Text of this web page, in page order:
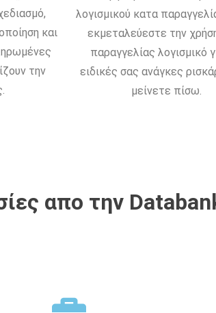
και
την
λογισμικού κατα
εκμεταλεύεστε την
παραγγελίας λογισμικό
ειδικές σας ανάγκες
μείνετε πίσω.
απο την